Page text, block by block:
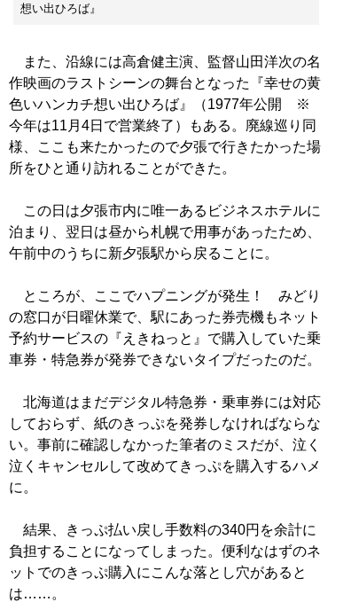
想い出ひろば』
また、沿線には高倉健主演、監督山田洋次の名
作映画のラストシーンの舞台となった『幸せの黄
色いハンカチ想い出ひろば』（1977年公開 ※
今年は11月4日で営業終了）もある。廃線巡り同
様、ここも来たかったので夕張で行きたかった場
所をひと通り訪れることができた。
この日は夕張市内に唯一あるビジネスホテルに
泊まり、翌日は昼から札幌で用事があったため、
午前中のうちに新夕張駅から戻ることに。
ところが、ここでハプニングが発生！ みどり
の窓口が日曜休業で、駅にあった券売機もネット
予約サービスの『えきねっと』で購入していた乗
車券・特急券が発券できないタイプだったのだ。
北海道はまだデジタル特急券・乗車券には対応
しておらず、紙のきっぷを発券しなければならな
い。事前に確認しなかった筆者のミスだが、泣く
泣くキャンセルして改めてきっぷを購入するハメ
に。
結果、きっぷ払い戻し手数料の340円を余計に
負担することになってしまった。便利なはずのネ
ットでのきっぷ購入にこんな落とし穴があると
は……。